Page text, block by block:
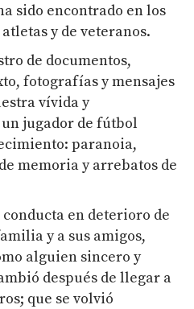
sido encontrado en los
y de veteranos.
de documentos,
fotografías y mensajes
vívida y
jugador de fútbol
paranoia,
memoria y arrebatos de
en deterioro de
y a sus amigos,
alguien sincero y
después de llegar a
que se volvió